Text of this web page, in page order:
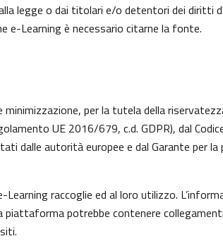
legge o dai titolari e/o detentori dei diritti
e-Learning è necessario citarne la fonte.
per la tutela della
UE 2016/679, c.d. GDPR), dal
dalle autorità europee e dal Garante per la
raccoglie ed al loro utilizzo.
potrebbe contenere